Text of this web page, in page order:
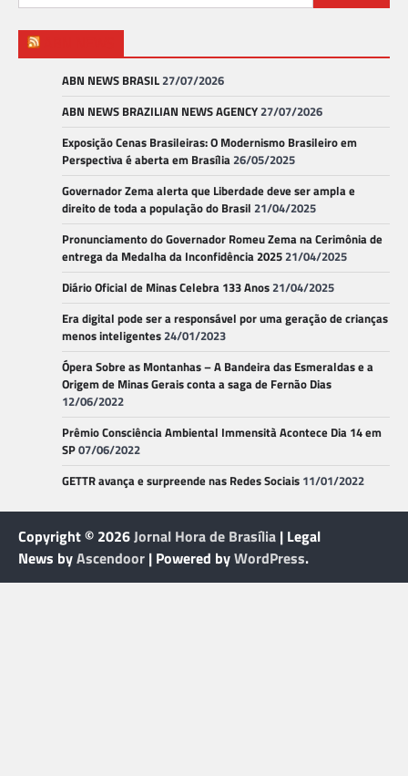
por:
ABN NEWS BRASIL27/07/2026
ABN NEWS BRAZILIAN NEWS AGENCY27/07/2026
Exposição Cenas Brasileiras: O Modernismo Brasileiro em
Perspectiva é aberta em Brasília26/05/2025
Governador Zema alerta que Liberdade deve ser ampla e
direito de toda a população do Brasil 21/04/2025
Pronunciamento do Governador Romeu Zema na Cerimônia de
entrega da Medalha da Inconfidência 202521/04/2025
Diário Oficial de Minas Celebra 133 Anos21/04/2025
Era digital pode ser a responsável por uma geração de crianças
menos inteligentes24/01/2023
Ópera Sobre as Montanhas – A Bandeira das Esmeraldas e a
Origem de Minas Gerais conta a saga de Fernão Dias
12/06/2022
Prêmio Consciência Ambiental Immensità Acontece Dia 14 em
SP07/06/2022
GETTR avança e surpreende nas Redes Sociais 11/01/2022
Copyright © 2026Jornal Hora de Brasília | Legal
News byAscendoor | Powered byWordPress.